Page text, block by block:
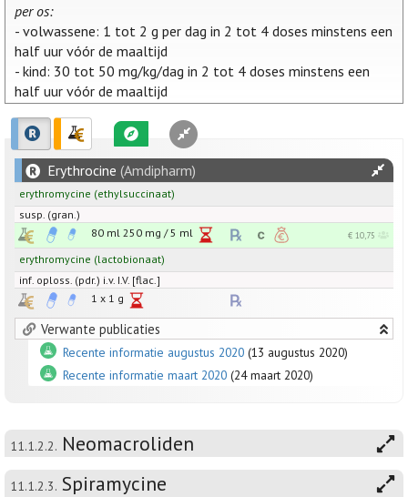
per os:
- volwassene: 1 tot 2 g per dag in 2 tot 4 doses minstens een
half uur vóór de maaltijd
- kind: 30 tot 50 mg/kg/dag in 2 tot 4 doses minstens een
half uur vóór de maaltijd
Erythrocine (Amdipharm)
erythromycine (ethylsuccinaat)
susp. (gran.)
80 ml 250 mg / 5 ml € 10,75
erythromycine (lactobionaat)
inf. oploss. (pdr.) i.v. I.V. [flac.]
1 x 1 g
Verwante publicaties
Recente informatie augustus 2020 (13 augustus 2020)
Recente informatie maart 2020 (24 maart 2020)
11.1.2.2. Neomacroliden
11.1.2.3. Spiramycine